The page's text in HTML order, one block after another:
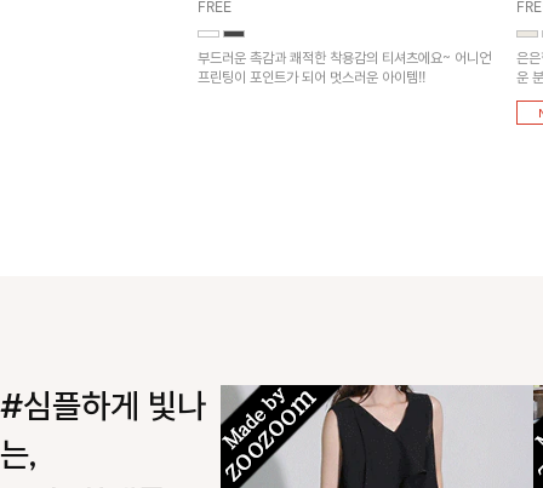
FREE
부드러운 촉감과 쾌적한 착용감의 티셔츠에요~ 어니언
프린팅이 포인트가 되어 멋스러운 아이템!!
은
운
어
#심플하게 빛나
는,